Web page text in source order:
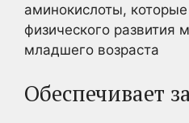
аминокислоты,
физического развития
младшего возраста
Обеспечивает